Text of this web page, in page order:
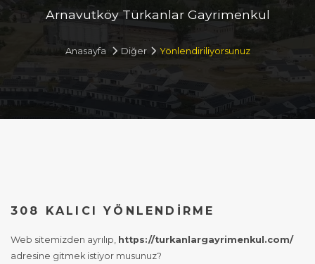
Arnavutköy Türkanlar Gayrimenkul
Anasayfa Diğer Yönlendiriliyorsunuz
308 KALICI YÖNLENDIRME
Web sitemizden ayrılıp, https://turkanlargayrimenkul.com/
adresine gitmek istiyor musunuz?